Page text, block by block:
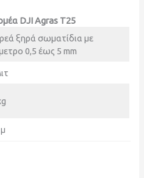
DJI Agras T25
ξηρά σωματίδια με
0,5 έως 5 mm